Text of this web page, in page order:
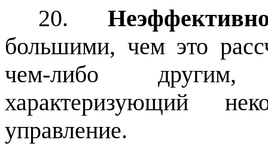
20.
большими, чем это
чем-либо другим,
характеризующий
управление.